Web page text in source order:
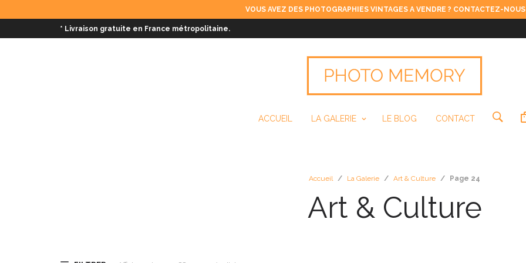
VOUS AVEZ DES PHOTOGRAPHIES VINTAGES A VENDRE ? CONTACTEZ-
* Livraison gratuite en France métropolitaine.
ACCUEIL LA GALERIE LE BLOG CONTACT
Accueil / La Galerie / Art & Culture / Page 24
Art & Culture